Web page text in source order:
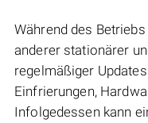
Während des
anderer stationärer
regelmäßiger
Einfrierungen,
Infolgedessen kann